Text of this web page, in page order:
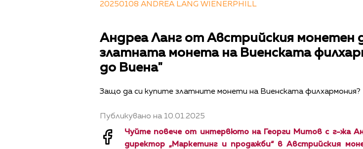
20250108 ANDREA LANG WIENERPHILL
Андреа Ланг от Австрийския монетен
златната монета на Виенската
до Виена"
Защо да си купите златните монети на Виенската филхармония?
Публикувано на 10.01.2025
Чуйте повече от интервюто на Георги Митов с г-жа
директор „Маркетинг и продажби“ в Австрийския